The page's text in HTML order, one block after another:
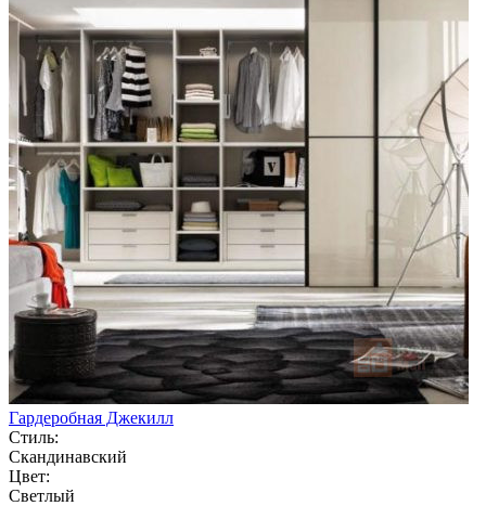
Гардеробная Джекилл
Стиль:
Скандинавский
Цвет:
Светлый